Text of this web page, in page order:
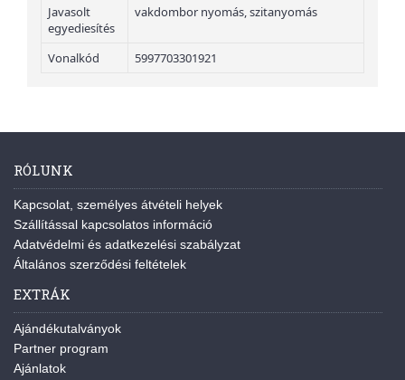
Javasolt
egyediesítés
vakdombor nyomás, szitanyomás
Vonalkód 5997703301921
RÓLUNK
Kapcsolat, személyes átvételi helyek
Szállítással kapcsolatos információ
Adatvédelmi és adatkezelési szabályzat
Általános szerződési feltételek
EXTRÁK
Ajándékutalványok
Partner program
Ajánlatok